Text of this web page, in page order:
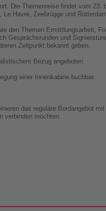
Die Themenreise findet vom
Havre, Zeebrügge und
den Themen Ermittlungsarbeit,
Gesprächsrunden und
Zeitpunkt bekannt geben.
Bezug angeboten.
einer Innenkabine buchbar.
das reguläre Bordangebot
verbinden möchten.